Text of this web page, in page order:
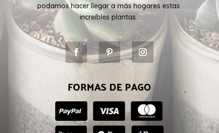
podamos hacer llegar a más hogares estas
increíbles plantas.
FORMAS DE PAGO